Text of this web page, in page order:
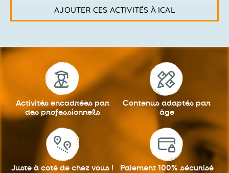
AJOUTER CES ACTIVITÉS À ICAL
Activités encadrées par
des professionnels
Contenus adaptés par
âge
Juste à coté de chez vous ! Paiement 100% sécurisé